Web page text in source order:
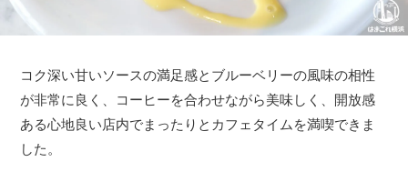
コク深い甘いソースの満足感とブルーベリーの風味の相性
が非常に良く、コーヒーを合わせながら美味しく、開放感
ある心地良い店内でまったりとカフェタイムを満喫できま
した。